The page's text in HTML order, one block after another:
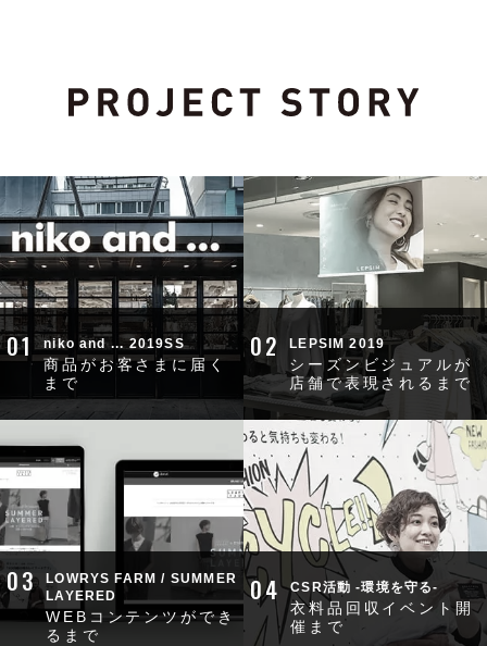
01 niko and ... 2019SS
商品がお客さまに届く
まで
02 LEPSIM 2019
シーズンビジュアルが
店舗で表現されるまで
03
LOWRYS FARM / SUMMER
LAYERED
WEBコンテンツができ
るまで
04 CSR活動 -環境を守る-
衣料品回収イベント開
催まで